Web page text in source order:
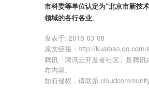
市科委等单位认定为“北京市新技
领域的各行各业。
发表于: 2018-03-08
原文链接 ： http://
腾讯「腾讯云开发者社区」是腾
布内容。
如有侵权，请联系